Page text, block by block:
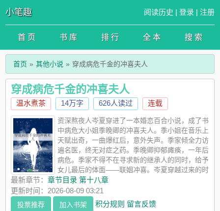
小笔趣 阅读历史 | 登录 | 注册
首 页 书 库 排 行 全 本 搜 索
首页 其他小说 穿成病危千金的冲喜夫人
穿成病危千金的冲喜夫人
温水煮茶 14万字 626人读过 连载
资深熬夜人岑夏穿进了一本婚恋百合小说，成了书
中病危大小姐季晚卿的冲喜夫人。季小姐在音乐上
天赋出奇，一曲爆红后，意外失声。季家倾全力访
遍名医，终无对症之药。季晚卿抑郁瘫痪，一年后
病危。季家不得不在寻求新的继承人的同时，给予
女儿最后的体面——联姻冲喜。岑夏穿越过来的时
候，原主爸妈已经将她作为商业棋子嫁给了季家，且正与大小姐
未来遗像拜堂。【叮，恭喜宿主，完成“婚后幸福指数系统”绑定，
您的任务对象季晚卿……】意识到自己穿了的岑夏，在听到任务
对象时心中万分窃喜：季晚卿可是豪门千金，对方一噶，那万贯
最新章节：章节目录 第十八章
更新时间：2026-08-09 03:21
投票推荐 加入书架 积分规则 留言反馈